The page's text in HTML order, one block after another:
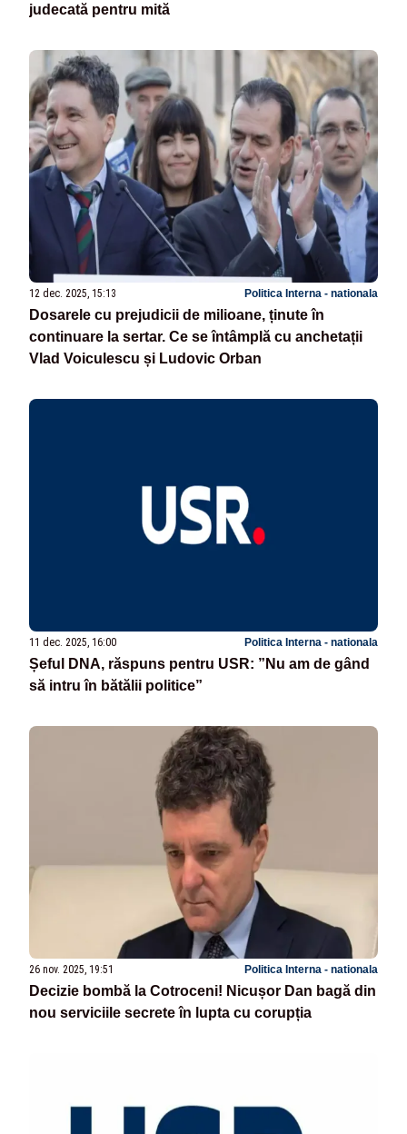
judecată pentru mită
12 dec. 2025, 15:13 Politica Interna - nationala
Dosarele cu prejudicii de milioane, ținute în
continuare la sertar. Ce se întâmplă cu anchetații
Vlad Voiculescu și Ludovic Orban
11 dec. 2025, 16:00 Politica Interna - nationala
Șeful DNA, răspuns pentru USR: ”Nu am de gând
să intru în bătălii politice”
26 nov. 2025, 19:51 Politica Interna - nationala
Decizie bombă la Cotroceni! Nicușor Dan bagă din
nou serviciile secrete în lupta cu corupția